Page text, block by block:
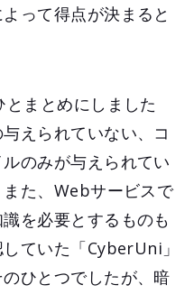
って得点が決まると
とまとめにしました
えられていない、コ
のみが与えられてい
た、Webサービスで
を必要とするものも
ていた「CyberUni」
ひとつでしたが、暗